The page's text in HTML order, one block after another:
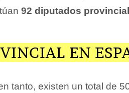
92 diputados
EN
tanto, existen un total de